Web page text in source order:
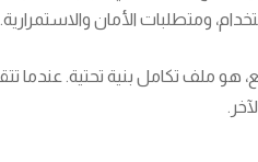
ومتطلبات الأمان والاستمرارية.
تكامل بنية تحتية. عندما